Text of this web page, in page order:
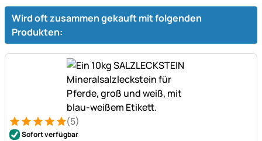
Wird oft zusammen gekauft mit folgenden
Produkten:
Bewertung: 5 von 5 (5 Bewertungen)
5 Bewertungen
(5)
Sofort verfügbar